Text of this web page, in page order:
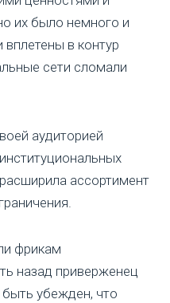
их было немного и
вплетены в контур
сети сломали
аудиторией
ассортимент
фрикам
назад приверженец
убежден, что